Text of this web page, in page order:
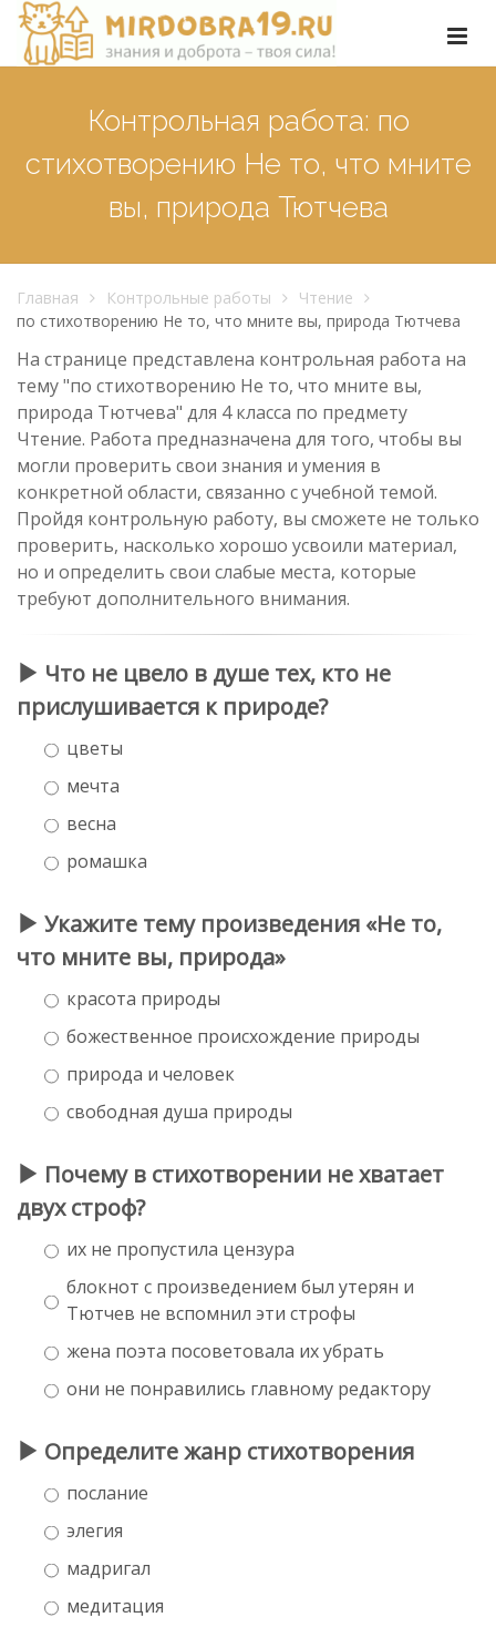
Контрольная работа: по
стихотворению Не то, что мните
вы, природа Тютчева
Главная Контрольные работы
Чтение
по стихотворению Не то, что мните вы, природа Тютчева
На странице представлена контрольная работа на
тему "по стихотворению Не то, что мните вы,
природа Тютчева" для 4 класса по предмету
Чтение. Работа предназначена для того, чтобы вы
могли проверить свои знания и умения в
конкретной области, связанно с учебной темой.
Пройдя контрольную работу, вы сможете не только
проверить, насколько хорошо усвоили материал,
но и определить свои слабые места, которые
требуют дополнительного внимания.
Что не цвело в душе тех, кто не
прислушивается к природе?
цветы
мечта
весна
ромашка
Укажите тему произведения «Не то,
что мните вы, природа»
красота природы
божественное происхождение природы
природа и человек
свободная душа природы
Почему в стихотворении не хватает
двух строф?
их не пропустила цензура
блокнот с произведением был утерян и
Тютчев не вспомнил эти строфы
жена поэта посоветовала их убрать
они не понравились главному редактору
Определите жанр стихотворения
послание
элегия
мадригал
медитация